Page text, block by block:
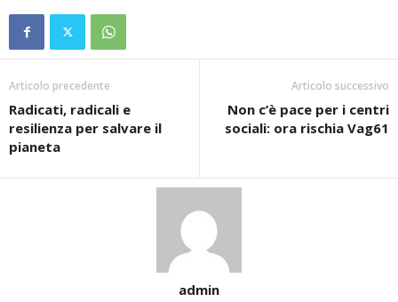
Articolo precedente
Radicati, radicali e
resilienza per salvare il
pianeta
Articolo successivo
Non c’è pace per i centri
sociali: ora rischia Vag61
admin